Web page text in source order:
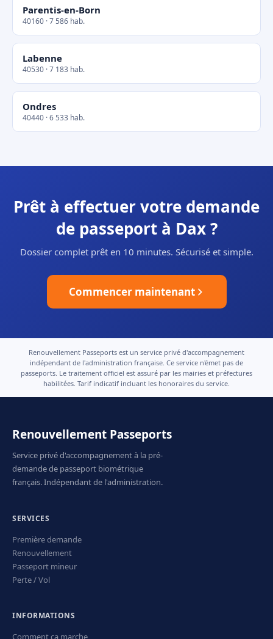
Parentis-en-Born
40160 · 7 586 hab.
Labenne
40530 · 7 183 hab.
Ondres
40440 · 6 533 hab.
Prêt à effectuer votre demande
de passeport à Dax ?
Dossier complet prêt en 10 minutes. Sécurisé et simple.
Commencer maintenant
Renouvellement Passeports est un service privé d'accompagnement
indépendant de l'administration française. Ce service n'émet pas de
passeports. Le traitement officiel est assuré par les mairies et préfectures
habilitées. Tarif indicatif incluant les honoraires du service.
Renouvellement Passeports
Service privé d'accompagnement à la pré-
demande de passeport biométrique
français. Indépendant de l'administration.
SERVICES
Première demande
Renouvellement
Passeport mineur
Perte / Vol
INFORMATIONS
Comment ça marche